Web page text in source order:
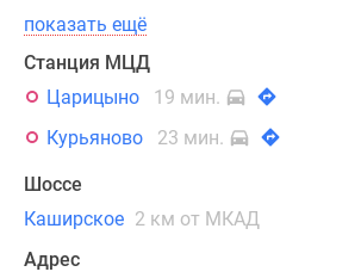
белые
оттенки
на
гармонично
сочетаются
друг
другом.
показать ещё
Станция МЦД
Царицыно
19 мин.
Курьяново
23 мин.
Шоссе
Каширское 2 км от МКАД
Адрес